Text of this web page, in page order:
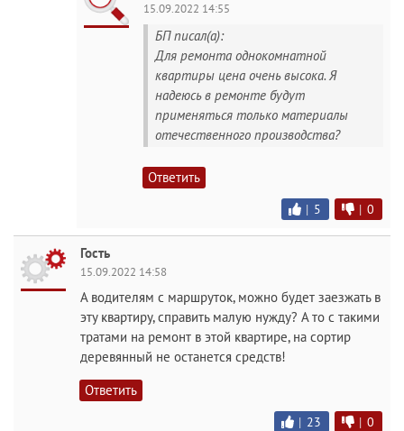
15.09.2022 14:55
БП писал(а):
Для ремонта однокомнатной
квартиры цена очень высока. Я
надеюсь в ремонте будут
применяться только материалы
отечественного производства?
Ответить
| 5 | 0
Гость
15.09.2022 14:58
А водителям с маршруток, можно будет заезжать в
эту квартиру, справить малую нужду? А то с такими
тратами на ремонт в этой квартире, на сортир
деревянный не останется средств!
Ответить
| 23 | 0